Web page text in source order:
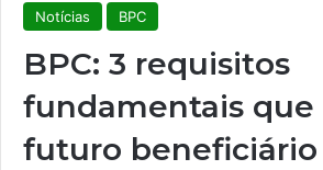
Notícias BPC
BPC: 3 requisitos
fundamentais que
futuro beneficiário